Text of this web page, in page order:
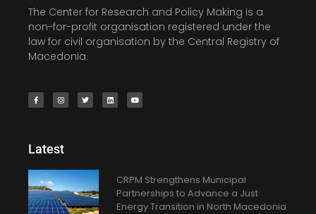
The Center for Research and Policy Making is a
non-for-profit organisation registered under the
law for civil organisation by the Central Registry of
Macedonia.
Latest
CRPM Strengthens Municipal
Partnerships to Advance a Just
Energy Transition in North Macedonia